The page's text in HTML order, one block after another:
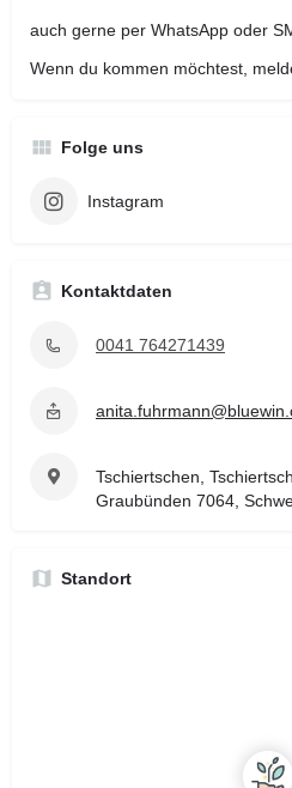
auch gerne per WhatsApp oder
Wenn du kommen möchtest,
Folge uns
Instagram
Kontaktdaten
0041 764271439
Tschiertschen,
Graubünden 7064,
Standort